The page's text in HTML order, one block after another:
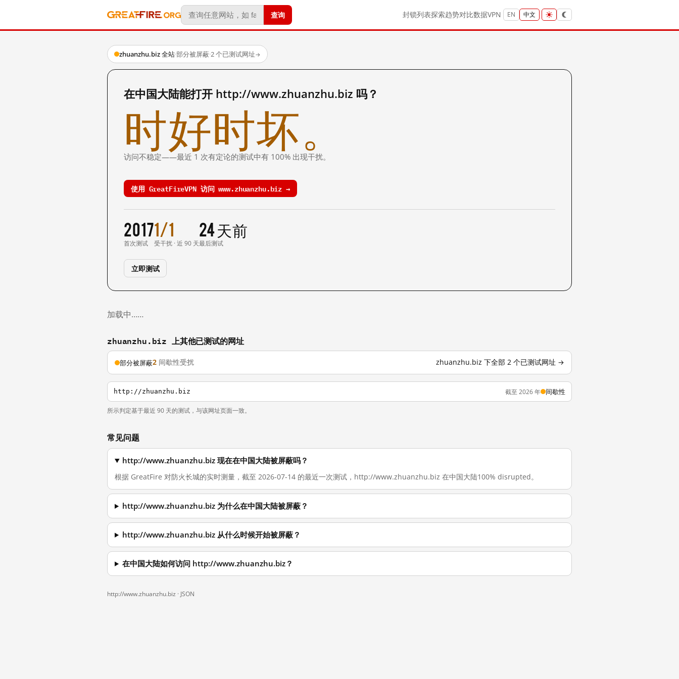
查询 封锁列表探索趋势对比数据VPN EN 中文
zhuanzhu.biz 全站·部分被屏蔽·2 个已测试网址→
在中国大陆能打开 http://www.zhuanzhu.biz 吗？
时好时坏。
访问不稳定——最近 1 次有定论的测试中有 100% 出现干扰。
使用 GreatFireVPN 访问 www.zhuanzhu.biz →
2017
首次测试
1/1
受干扰 · 近 90 天
24 天前
最后测试
立即测试
加载中……
zhuanzhu.biz 上其他已测试的网址
部分被屏蔽2 间歇性受扰 zhuanzhu.biz 下全部 2 个已测试网址 →
http://zhuanzhu.biz 截至 2026 年 间歇性
所示判定基于最近 90 天的测试，与该网址页面一致。
常见问题
http://www.zhuanzhu.biz 现在在中国大陆被屏蔽吗？
根据 GreatFire 对防火长城的实时测量，截至 2026-07-14 的最近一次测试，http://www.zhuanzhu.biz 在中国大陆100% disrupted。
http://www.zhuanzhu.biz 为什么在中国大陆被屏蔽？
http://www.zhuanzhu.biz 从什么时候开始被屏蔽？
在中国大陆如何访问 http://www.zhuanzhu.biz？
http://www.zhuanzhu.biz · JSON